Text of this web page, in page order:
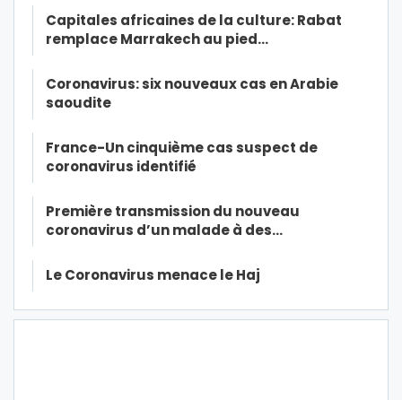
Capitales africaines de la culture: Rabat
remplace Marrakech au pied…
Coronavirus: six nouveaux cas en Arabie
saoudite
France-Un cinquième cas suspect de
coronavirus identifié
Première transmission du nouveau
coronavirus d’un malade à des…
Le Coronavirus menace le Haj